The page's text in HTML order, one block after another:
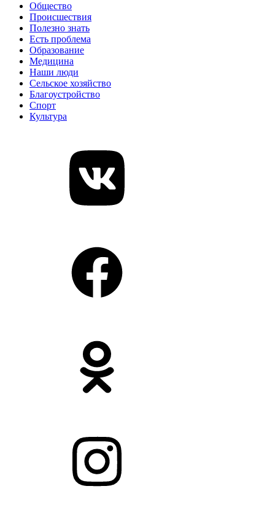
Общество
Происшествия
Полезно знать
Есть проблема
Образование
Медицина
Наши люди
Сельское хозяйство
Благоустройство
Спорт
Культура